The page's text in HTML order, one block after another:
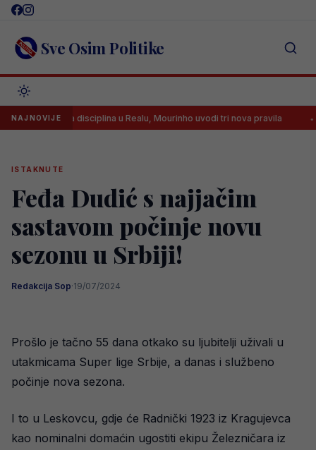
Skip
content Sve Osim Politike
NAJNOVIJE
disciplina u Realu, Mourinho uvodi tri nova pravila Said
ISTAKNUTE
Feđa Dudić s najjačim
sastavom počinje novu
sezonu u Srbiji!
Redakcija Sop·19/07/2024
Prošlo je tačno 55 dana otkako su ljubitelji uživali u
utakmicama Super lige Srbije, a danas i službeno
počinje nova sezona.
I to u Leskovcu, gdje će Radnički 1923 iz Kragujevca
kao nominalni domaćin ugostiti ekipu Železničara iz